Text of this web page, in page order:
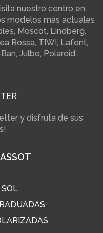
nuestro centro en
modelos más actuales
Moscot, Lindberg,
Rossa, TIWI, Lafont,
Julbo, Polaroid…
y disfruta de sus